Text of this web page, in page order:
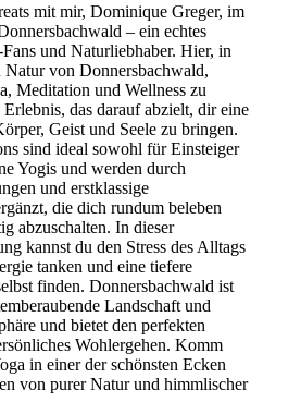
mit mir, Dominique Greger, im
– ein echtes
und Naturliebhaber. Hier, in
Natur von Donnersbachwald,
Meditation und Wellness zu
das darauf abzielt, dir eine
Geist und Seele zu bringen.
sind ideal sowohl für Einsteiger
Yogis und werden durch
und erstklassige
die dich rundum beleben
abzuschalten. In dieser
kannst du den Stress des Alltags
tanken und eine tiefere
finden. Donnersbachwald ist
Landschaft und
und bietet den perfekten
Wohlergehen. Komm
in einer der schönsten Ecken
von purer Natur und himmlischer